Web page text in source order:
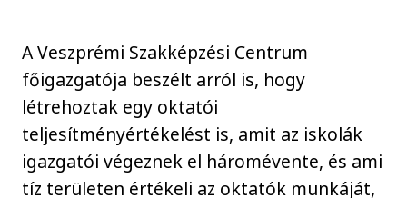
A Veszprémi Szakképzési Centrum
főigazgatója beszélt arról is, hogy
létrehoztak egy oktatói
teljesítményértékelést is, amit az iskolák
igazgatói végeznek el háromévente, és ami
tíz területen értékeli az oktatók munkáját,